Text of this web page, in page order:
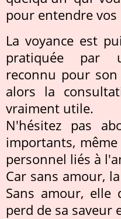
pour entendre
La voyance est
pratiquée par
reconnu pour
alors la
vraiment utile.
N'hésitez pas
importants,
personnel liés à
Car sans amour,
Sans amour, elle
perd de sa saveur